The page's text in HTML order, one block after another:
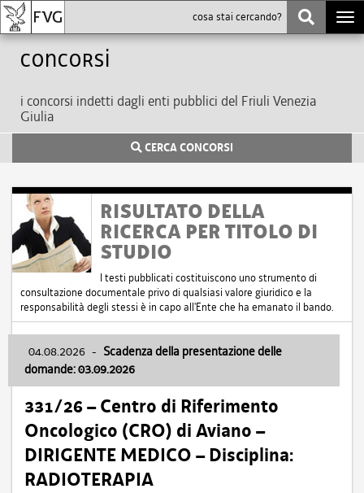
Concorsi
i concorsi indetti dagli enti pubblici del Friuli Venezia
Giulia
CERCA CONCORSI
RISULTATO DELLA
RICERCA PER TITOLO DI
STUDIO
I testi pubblicati costituiscono uno strumento di
consultazione documentale privo di qualsiasi valore giuridico e la
responsabilità degli stessi è in capo all'Ente che ha emanato il bando.
04.08.2026 - Scadenza della presentazione delle
domande: 03.09.2026
331/26 – Centro di Riferimento
Oncologico (CRO) di Aviano –
DIRIGENTE MEDICO – Disciplina:
RADIOTERAPIA